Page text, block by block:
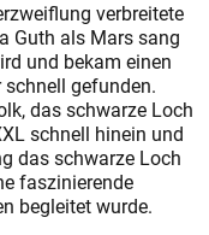
verbreitete
Guth als Mars sang
und bekam einen
gefunden.
das schwarze Loch
schnell hinein und
das schwarze Loch
faszinierende
begleitet wurde.